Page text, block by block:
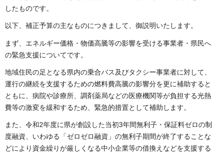
したものです。
以下、補正予算の主なものにつきまして、御説明いたします。
まず、エネルギー価格・物価高騰等の影響を受ける事業者・県民へ
の緊急支援についてです。
地域住民の足となる県内の乗合バス及びタクシー事業者に対して、
運行の継続を支援するための燃料費高騰の影響分を更に補助すると
ともに、病院や診療所、調剤薬局などの医療機関等が負担する光熱
費等の激変を緩和するため、緊急的措置として補助します。
また、令和2年度に県が創設した当初3年間無利子・保証料ゼロの制
度融資、いわゆる「ゼロゼロ融資」の無利子期間が終了することな
どにより資金繰りが厳しくなる中小企業等の借換えなどを支援する